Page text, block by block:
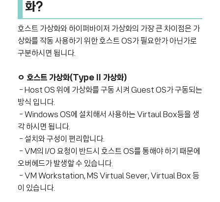
화?
호스트 가상화와 하이퍼바이저 가상화의 가장 큰 차이점은 가
상화를 작동 사용하기 위한 호스트 OS가 필요한가 아닌가로
구분하시면 됩니다.
ㅇ 호스트 가상화(Type II 가상화)
- Host OS 위에 가상화를 구동 시켜 Guest OS가 구동되는
방식 입니다.
- Windows OS에 설치해서 사용하는 Virtaul Box등을 생
각 하시면 됩니다.
- 설치와 구성이 편리합니다.
- VM의 I/O 요청이 반드시 호스트 OS를 통해야 하기 때문에
오버헤드가 발생할 수 있습니다.
- VM Workstation, MS Virtual Sever, Virtual Box 등
이 있습니다.